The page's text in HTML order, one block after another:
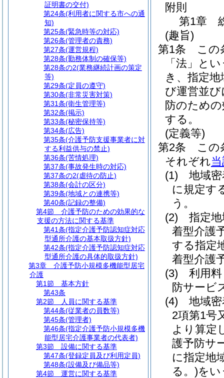
附則
第1章
(趣旨)
第1条
この
「法」と
き、指定
び運営並
防のため
する。
(定義等)
第2条
この
それぞれ
(1)
地域
に規定す
う。
(2)
指定
着型介護
する指定
着型介護
(3)
利用
防サービ
(4)
地域
2項第1号
より算定
護予防サ
に指定地
る。)をい
証明書の交付)
第24条(利用者に関する市への通
知)
第25条(緊急時等の対応)
第26条(管理者の責務)
第27条(運営規程)
第28条(勤務体制の確保等)
第28条の2(業務継続計画の策定
等)
第29条(定員の遵守)
第30条(非常災害対策)
第31条(衛生管理等)
第32条(掲示)
第33条(秘密保持等)
第34条(広告)
第35条(介護予防支援事業者に対
する利益供与の禁止)
第36条(苦情処理)
第37条(事故発生時の対応)
第37条の2(虐待の防止)
第38条(会計の区分)
第39条(地域との連携等)
第40条(記録の整備)
第4節
介護予防のための効果的な
支援の方法に関する基準
第41条(指定介護予防認知症対応
型通所介護の基本取扱方針)
第42条(指定介護予防認知症対応
型通所介護の具体的取扱方針)
第3章
介護予防小規模多機能型居宅
介護
第1節
基本方針
第43条
第2節
人員に関する基準
第44条(従業者の員数等)
第45条(管理者)
第46条(指定介護予防小規模多機
能型居宅介護事業者の代表者)
第3節
設備に関する基準
第47条(登録定員及び利用定員)
第48条(設備及び備品等)
第4節
運営に関する基準